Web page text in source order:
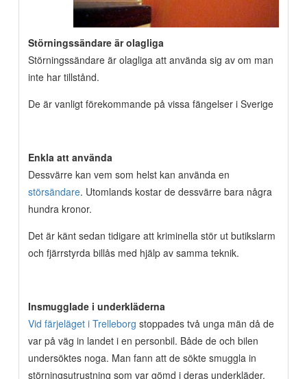
Störningssändare är olagliga
Störningssändare är olagliga att använda sig av om man
inte har tillstånd.
De är vanligt förekommande på vissa fängelser i Sverige
Enkla att använda
Dessvärre kan vem som helst kan använda en
störsändare. Utomlands kostar de dessvärre bara några
hundra kronor.
Det är känt sedan tidigare att kriminella stör ut butikslarm
och fjärrstyrda billås med hjälp av samma teknik.
Insmugglade i underkläderna
Vid färjeläget i Trelleborg stoppades två unga män då de
var på väg in landet i en personbil. Både de och bilen
undersöktes noga. Man fann att de sökte smuggla in
störningsutrustning som var gömd i deras underkläder.